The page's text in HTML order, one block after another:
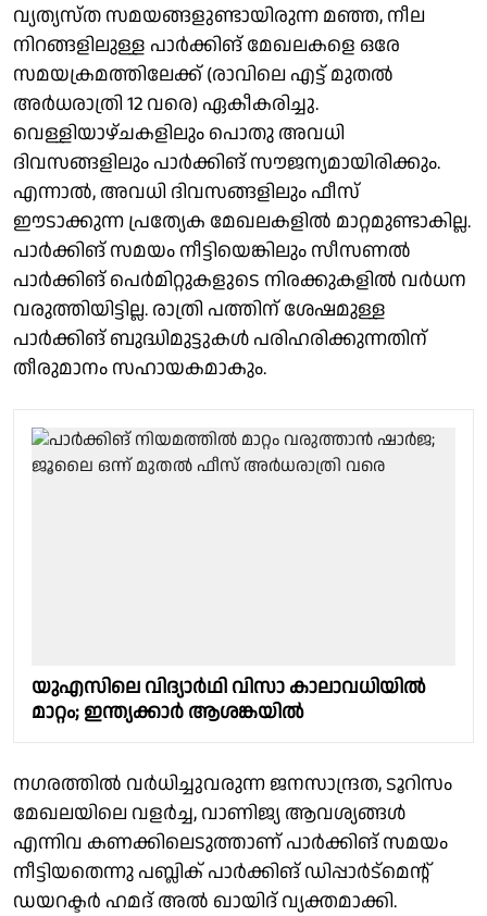
വ്യത്യസ്ത സമയങ്ങളുണ്ടായിരുന്ന മഞ്ഞ, നീല
നിറങ്ങളിലുള്ള പാർക്കിങ് മേഖലകളെ ഒരേ
സമയക്രമത്തിലേക്ക് (രാവിലെ എട്ട് മുതൽ
അർധരാത്രി 12 വരെ) ഏകീകരിച്ചു.
വെള്ളിയാഴ്ചകളിലും പൊതു അവധി
ദിവസങ്ങളിലും പാർക്കിങ് സൗജന്യമായിരിക്കും.
എന്നാൽ, അവധി ദിവസങ്ങളിലും ഫീസ്
ഈടാക്കുന്ന പ്രത്യേക മേഖലകളിൽ മാറ്റമുണ്ടാകില്ല.
പാർക്കിങ് സമയം നീട്ടിയെങ്കിലും സീസണൽ
പാർക്കിങ് പെർമിറ്റുകളുടെ നിരക്കുകളിൽ വർധന
വരുത്തിയിട്ടില്ല. രാത്രി പത്തിന് ശേഷമുള്ള
പാർക്കിങ് ബുദ്ധിമുട്ടുകൾ പരിഹരിക്കുന്നതിന്
തീരുമാനം സഹായകമാകും.
യുഎസിലെ വിദ്യാർഥി വിസാ കാലാവധിയിൽ
മാറ്റം; ഇന്ത്യക്കാർ ആശങ്കയിൽ
നഗരത്തിൽ വർധിച്ചുവരുന്ന ജനസാന്ദ്രത, ടൂറിസം
മേഖലയിലെ വളർച്ച, വാണിജ്യ ആവശ്യങ്ങൾ
എന്നിവ കണക്കിലെടുത്താണ് പാർക്കിങ് സമയം
നീട്ടിയതെന്നു പബ്ലിക് പാർക്കിങ് ഡിപ്പാർട്മെന്റ്
ഡയറക്ടർ ഹമദ് അൽ ഖായിദ് വ്യക്തമാക്കി.